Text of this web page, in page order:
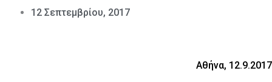
12 Σεπτεμβρίου, 2017
Αθήνα, 12.9.2017